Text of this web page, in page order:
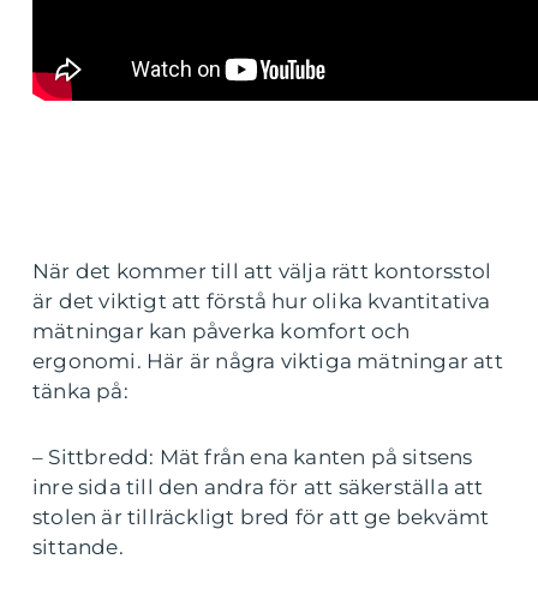
När det kommer till att välja rätt kontorsstol
är det viktigt att förstå hur olika kvantitativa
mätningar kan påverka komfort och
ergonomi. Här är några viktiga mätningar att
tänka på:
– Sittbredd: Mät från ena kanten på sitsens
inre sida till den andra för att säkerställa att
stolen är tillräckligt bred för att ge bekvämt
sittande.